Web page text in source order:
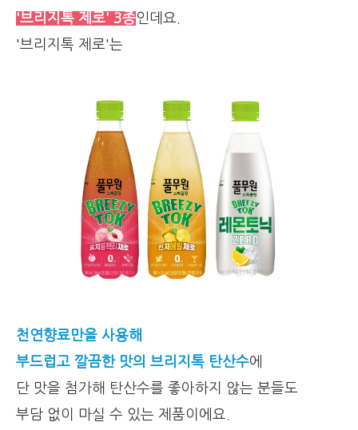
'브리지톡 제로' 3종인데요.
'브리지톡 제로'는
천연향료만을 사용해
부드럽고 깔끔한 맛의 브리지톡 탄산수에
단 맛을 첨가해 탄산수를 좋아하지 않는 분들도
부담 없이 마실 수 있는 제품이에요.